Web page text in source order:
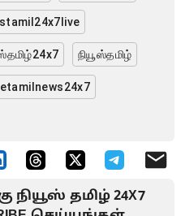
நியூஸ்தமிழ்
நியூஸ் தமிழ் 24X7